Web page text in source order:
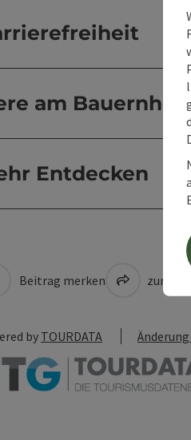
am Bauernhof
Entdecken
Beitrag merken zum
by TOURDATA